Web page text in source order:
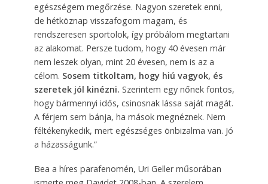
egészségem megőrzése. Nagyon szeretek enni,
de hétköznap visszafogom magam, és
rendszeresen sportolok, így próbálom megtartani
az alakomat. Persze tudom, hogy 40 évesen már
nem leszek olyan, mint 20 évesen, nem is az a
célom. Sosem titkoltam, hogy hiú vagyok, és
szeretek jól kinézni. Szerintem egy nőnek fontos,
hogy bármennyi idős, csinosnak lássa saját magát.
A férjem sem bánja, ha mások megnéznek. Nem
féltékenykedik, mert egészséges önbizalma van. Jó
a házasságunk.”
Bea a híres parafenomén, Uri Geller műsorában